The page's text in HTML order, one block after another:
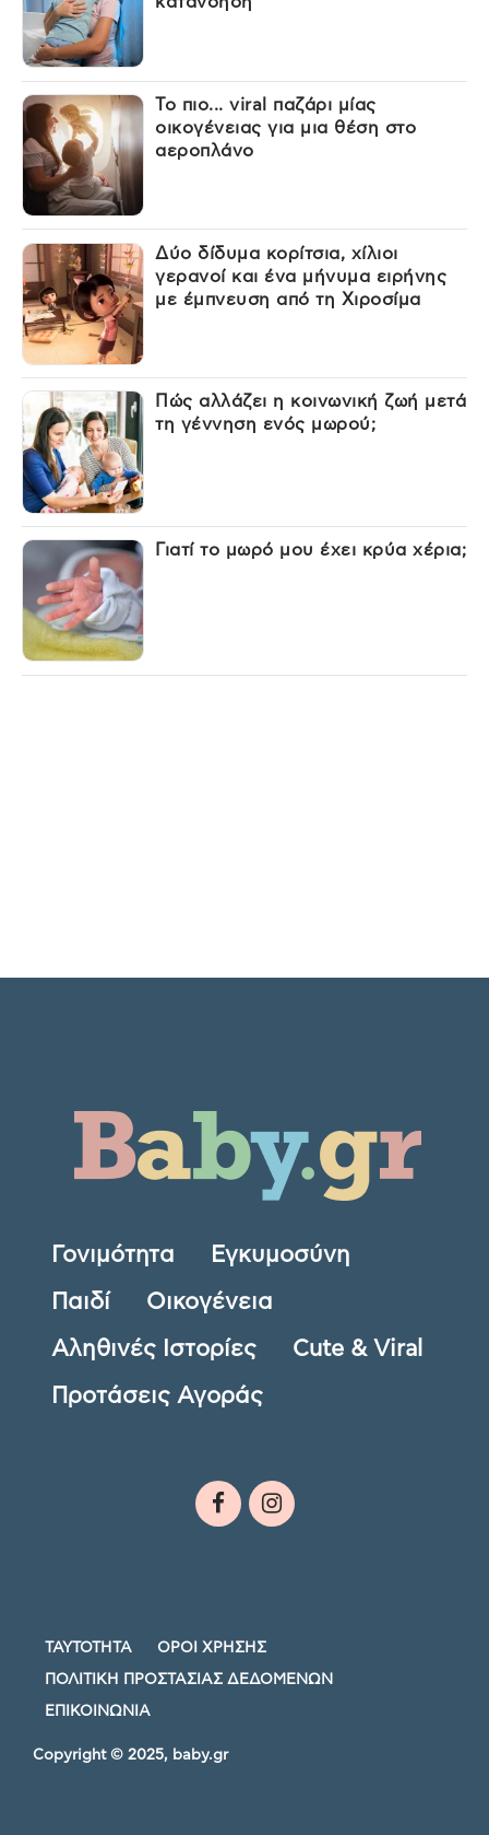
Το πιο... viral παζάρι μίας
οικογένειας για μια θέση στο
αεροπλάνο
Δύο δίδυμα κορίτσια, χίλιοι
γερανοί και ένα μήνυμα ειρήνης
με έμπνευση από τη Χιροσίμα
Πώς αλλάζει η κοινωνική ζωή μετά
τη γέννηση ενός μωρού;
Γιατί το μωρό μου έχει κρύα χέρια;
Γονιμότητα Εγκυμοσύνη
Παιδί Οικογένεια
Αληθινές Ιστορίες Cute & Viral
Προτάσεις Αγοράς
ΤΑΥΤΟΤΗΤΑ ΟΡΟΙ ΧΡΗΣΗΣ
ΠΟΛΙΤΙΚΗ ΠΡΟΣΤΑΣΙΑΣ ΔΕΔΟΜΕΝΩΝ
ΕΠΙΚΟΙΝΩΝΙΑ
Copyright © 2025, baby.gr